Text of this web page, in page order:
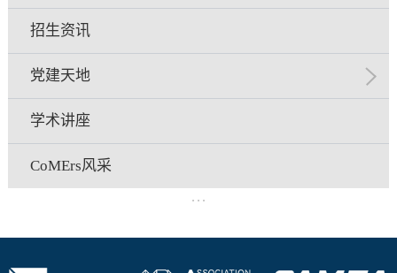
招生资讯
党建天地
学术讲座
CoMErs风采